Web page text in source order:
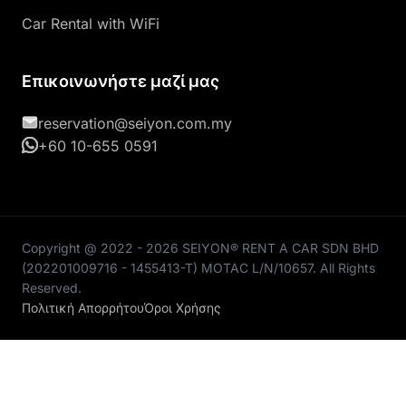
Car Rental with WiFi
Επικοινωνήστε μαζί μας
reservation@seiyon.com.my
+60 10-655 0591
Copyright @ 2022 - 2026 SEIYON® RENT A CAR SDN BHD
(202201009716 - 1455413-T) MOTAC L/N/10657. All Rights
Reserved.
Πολιτική ΑπορρήτουΌροι Χρήσης